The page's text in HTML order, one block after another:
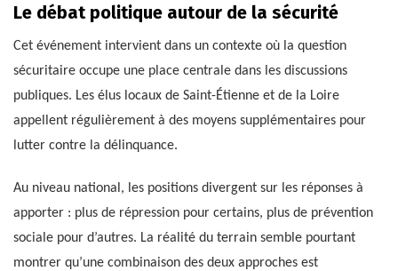
Le débat politique autour de la sécurité
Cet événement intervient dans un contexte où la question
sécuritaire occupe une place centrale dans les discussions
publiques. Les élus locaux de Saint-Étienne et de la Loire
appellent régulièrement à des moyens supplémentaires pour
lutter contre la délinquance.
Au niveau national, les positions divergent sur les réponses à
apporter : plus de répression pour certains, plus de prévention
sociale pour d’autres. La réalité du terrain semble pourtant
montrer qu’une combinaison des deux approches est